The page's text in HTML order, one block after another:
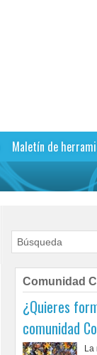
Maletín de
Comunidad
¿Quieres
comunidad
La